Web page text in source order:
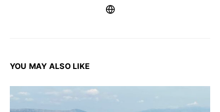
YOU MAY ALSO LIKE